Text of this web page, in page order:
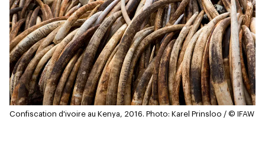
Confiscation d'ivoire au Kenya, 2016. Photo: Karel Prinsloo / © IFAW